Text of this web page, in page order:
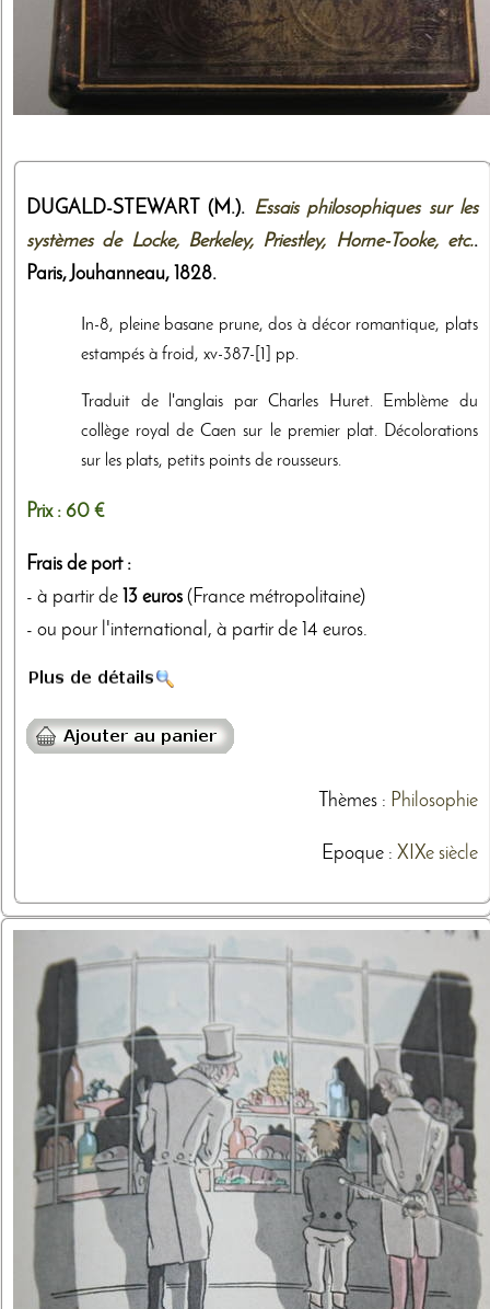
DUGALD-STEWART (M.). Essais philosophiques sur les
systèmes de Locke, Berkeley, Priestley, Horne-Tooke, etc..
Paris, Jouhanneau, 1828.
In-8, pleine basane prune, dos à décor romantique, plats
estampés à froid, xv-387-[1] pp.
Traduit de l'anglais par Charles Huret. Emblème du
collège royal de Caen sur le premier plat. Décolorations
sur les plats, petits points de rousseurs.
Prix : 60 €
Frais de port :
- à partir de 13 euros (France métropolitaine)
- ou pour l'international, à partir de 14 euros.
Thèmes: Philosophie
Epoque : XIXe siècle